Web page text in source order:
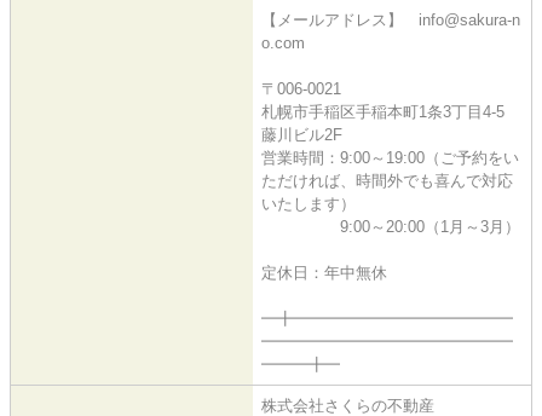
【メールアドレス】 info@sakura-n
o.com
〒006-0021
札幌市手稲区手稲本町1条3丁目4-5
藤川ビル2F
営業時間：9:00～19:00（ご予約をい
ただければ、時間外でも喜んで対応
いたします）
9:00～20:00（1月～3月）
定休日：年中無休
━╋━━━━━━━━━━━━━━
━━━━━━━━━━━━━━━━
━━━╋━
株式会社さくらの不動産